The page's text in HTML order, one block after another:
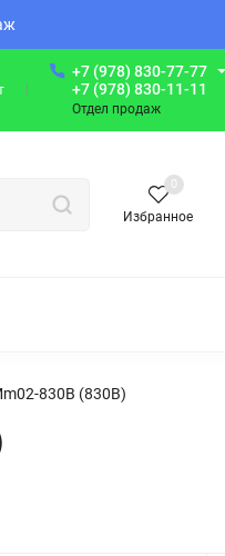
+7 (978) 830-77-77
+7 (978) 830-11-11
Отдел продаж
Избранное
0
830B (830B)